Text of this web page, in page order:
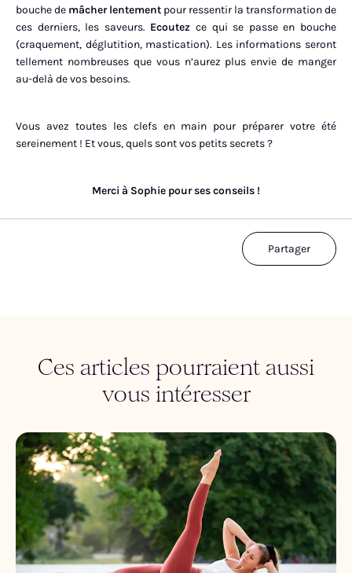
bouche de mâcher lentement pour ressentir la transformation de
ces derniers, les saveurs. Ecoutez ce qui se passe en bouche
(craquement, déglutition, mastication). Les informations seront
tellement nombreuses que vous n’aurez plus envie de manger
au-delà de vos besoins.
Vous avez toutes les clefs en main pour préparer votre été
sereinement ! Et vous, quels sont vos petits secrets ?
Merci à Sophie pour ses conseils !
Partager
Ces articles pourraient aussi
vous intéresser